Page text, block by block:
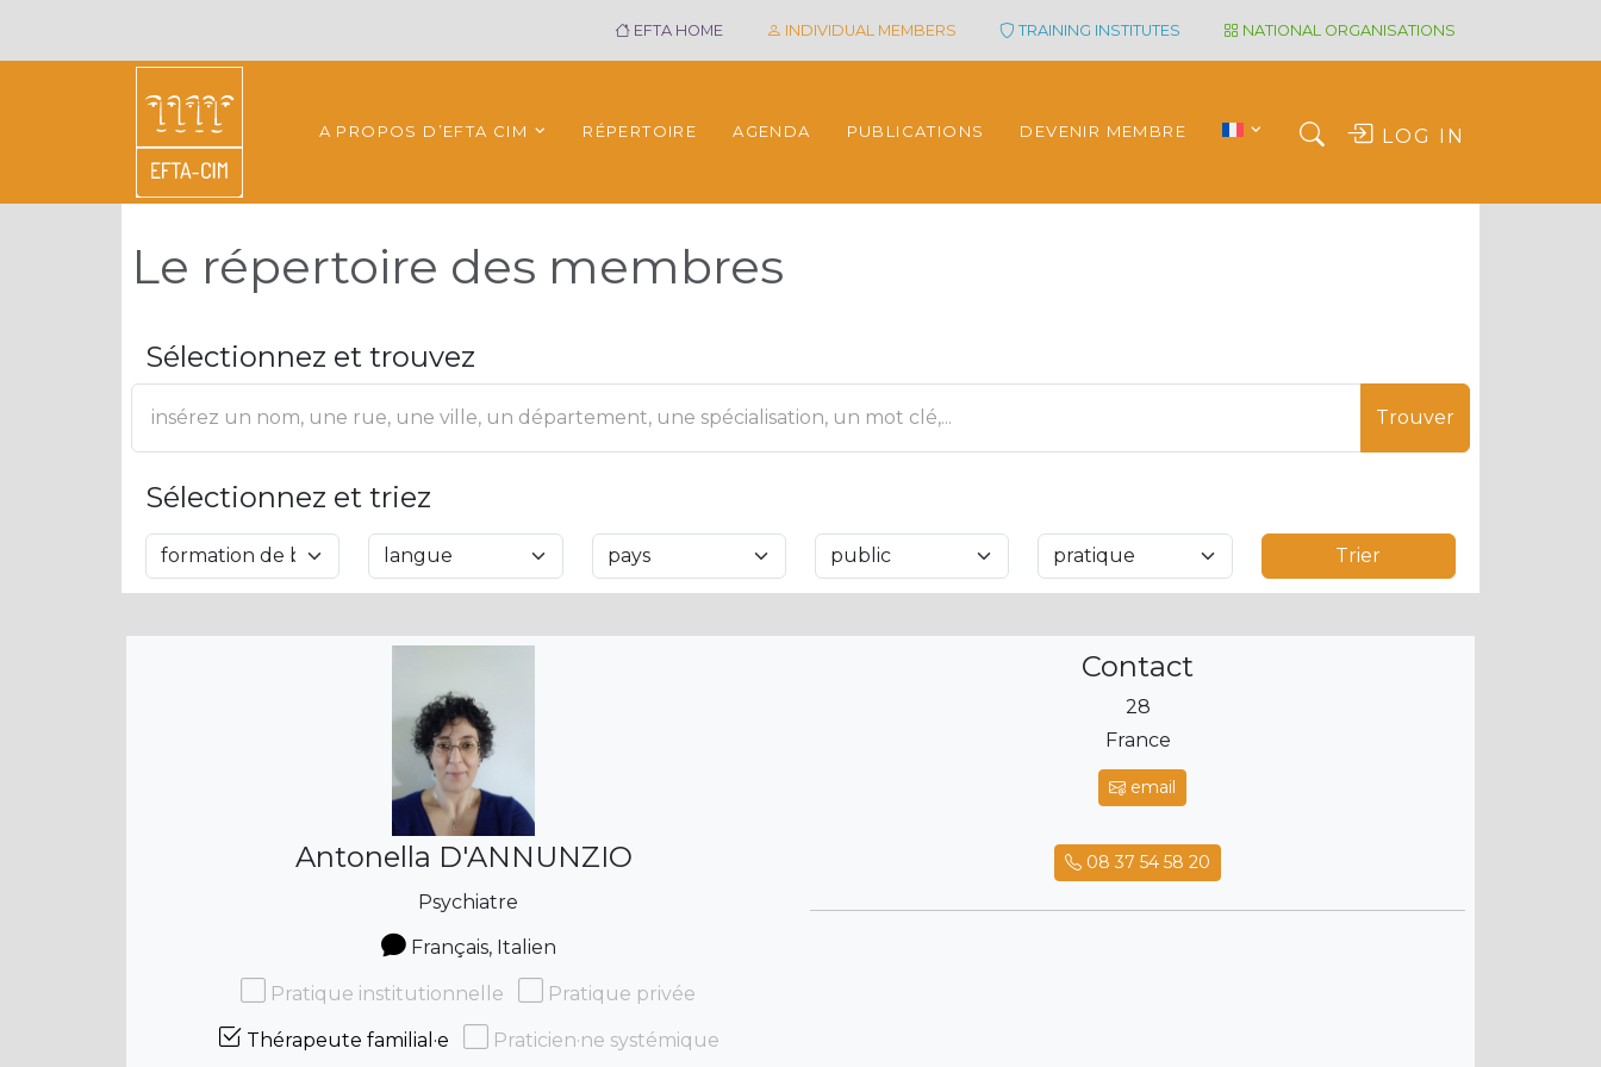
EFTA HOME INDIVIDUAL MEMBERS TRAINING INSTITUTES NATIONAL ORGANISATIONS
A PROPOS D’EFTA CIM RÉPERTOIRE AGENDA PUBLICATIONS DEVENIR MEMBRE LOG IN
Le répertoire des membres
Sélectionnez et trouvez
Trouver
Sélectionnez et triez
Trier
Antonella D'ANNUNZIO
Psychiatre
Français, Italien
Pratique institutionnelle Pratique privée
Thérapeute familial·e Praticien·ne systémique
Contact
28
France
email
08 37 54 58 20